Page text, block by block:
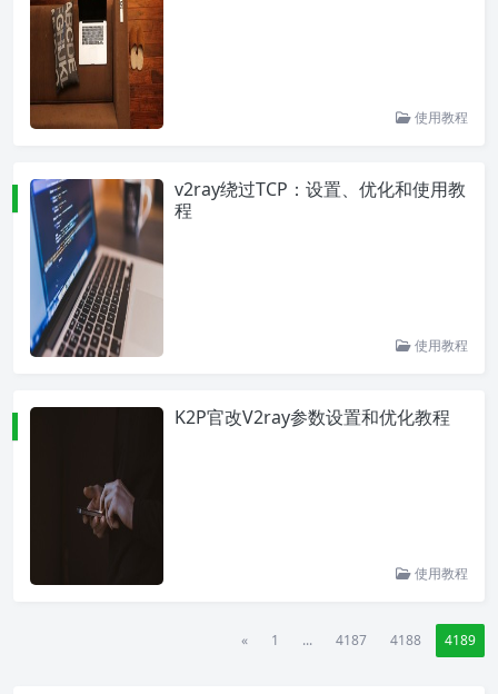
使用教程
v2ray绕过TCP：设置、优化和使用教
程
使用教程
K2P官改V2ray参数设置和优化教程
使用教程
« 1 ... 4187 4188 4189